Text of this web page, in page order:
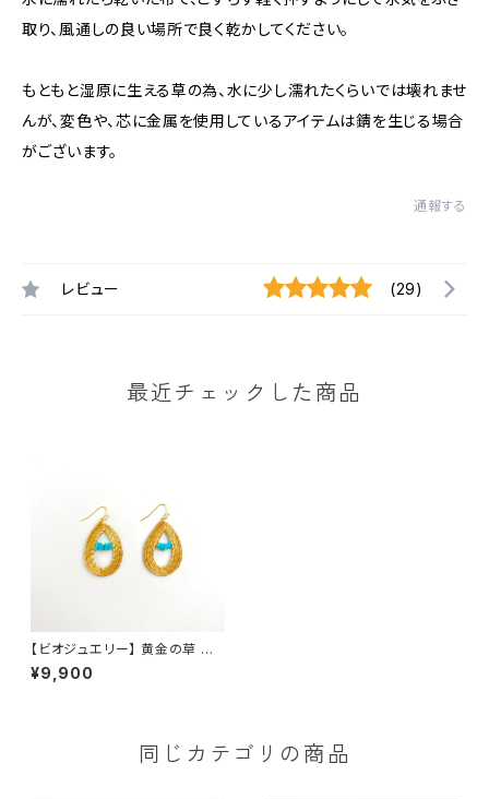
取り、風通しの良い場所で良く乾かしてください。
もともと湿原に生える草の為、水に少し濡れたくらいでは壊れませ
んが、変色や、芯に金属を使用しているアイテムは錆を生じる場合
がございます。
通報する
レビュー (29)
最近チェックした商品
【ビオジュエリー】 黄金の草 カッ
ピンドウラード ピアス・イヤリ
ング ティアドロップ ターコイズS
¥9,900
同じカテゴリの商品